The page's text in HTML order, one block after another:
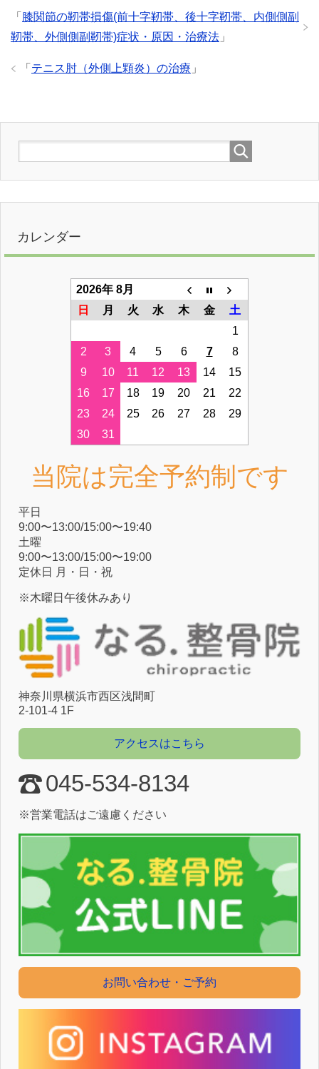
「 膝関節の靭帯損傷(前十字靭帯、後十字靭帯、内側側副
靭帯、外側側副靭帯)症状・原因・治療法 」
「 テニス肘（外側上顆炎）の治療 」
カレンダー
2026年 8月
日
月 火 水 木 金
土
1
2
3 4 5 6 7
8
9
10 11 12 13 14
15
16
17 18 19 20 21
22
23
24 25 26 27 28
29
30
31
当院は完全予約制です
平⽇
9:00〜13:00/15:00〜19:40
⼟曜
9:00〜13:00/15:00〜19:00
定休⽇ ⽉・⽇・祝
※木曜日午後休みあり
神奈川県横浜市⻄区浅間町
2-101-4 1F
アクセスはこちら
045-534-8134
※営業電話はご遠慮ください
お問い合わせ・ご予約